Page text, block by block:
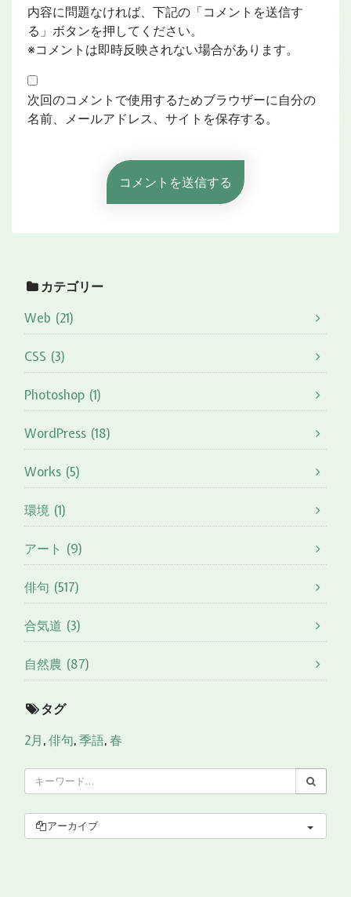
内容に問題なければ、下記の「コメントを送信す
る」ボタンを押してください。
※コメントは即時反映されない場合があります。
次回のコメントで使用するためブラウザーに自分の
名前、メールアドレス、サイトを保存する。
カテゴリー
Web (21)
CSS (3)
Photoshop (1)
WordPress (18)
Works (5)
環境 (1)
アート (9)
俳句 (517)
合気道 (3)
自然農 (87)
タグ
2月,俳句,季語,春
アーカイブ